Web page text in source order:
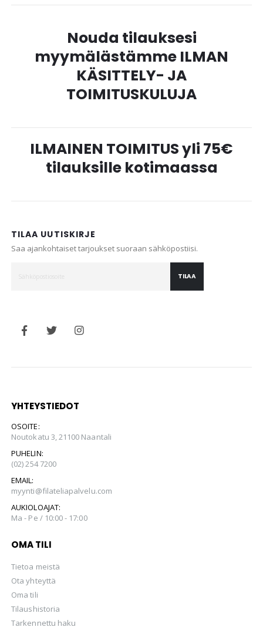
Nouda tilauksesi
myymälästämme ILMAN
KÄSITTELY- JA
TOIMITUSKULUJA
ILMAINEN TOIMITUS yli 75€
tilauksille kotimaassa
TILAA UUTISKIRJE
Saa ajankohtaiset tarjoukset suoraan sähköpostiisi.
TILAA
YHTEYSTIEDOT
OSOITE:
Noutokatu 3, 21100 Naantali
PUHELIN:
(02) 254 7200
EMAIL:
myynti@filateliapalvelu.com
AUKIOLOAJAT:
Ma - Pe / 10:00 - 17:00
OMA TILI
Tietoa meistä
Ota yhteyttä
Oma tili
Tilaushistoria
Tarkennettu haku